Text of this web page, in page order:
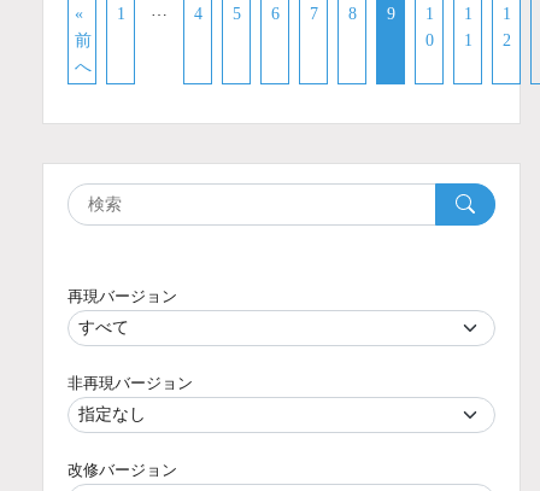
«
前
へ
1 … 4 5 6 7 8 9
1
0
1
1
1
2
再現バージョン
非再現バージョン
改修バージョン